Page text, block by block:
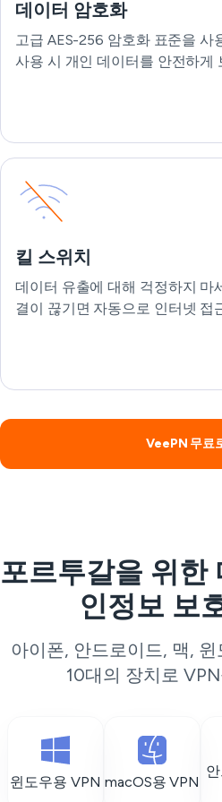
데이터 암호화
고급 AES-256 암호화 표준을 사
사용 시 개인 데이터를 안전하게
킬 스위치
데이터 유출에 대해 걱정하지 마
결이 끊기면 자동으로 인터넷 접
VeePN 무료
포르투갈을 위한
인정보 보
아이폰, 안드로이드, 맥,
10대의 장치로
윈도우용 VPN macOS용 VPN